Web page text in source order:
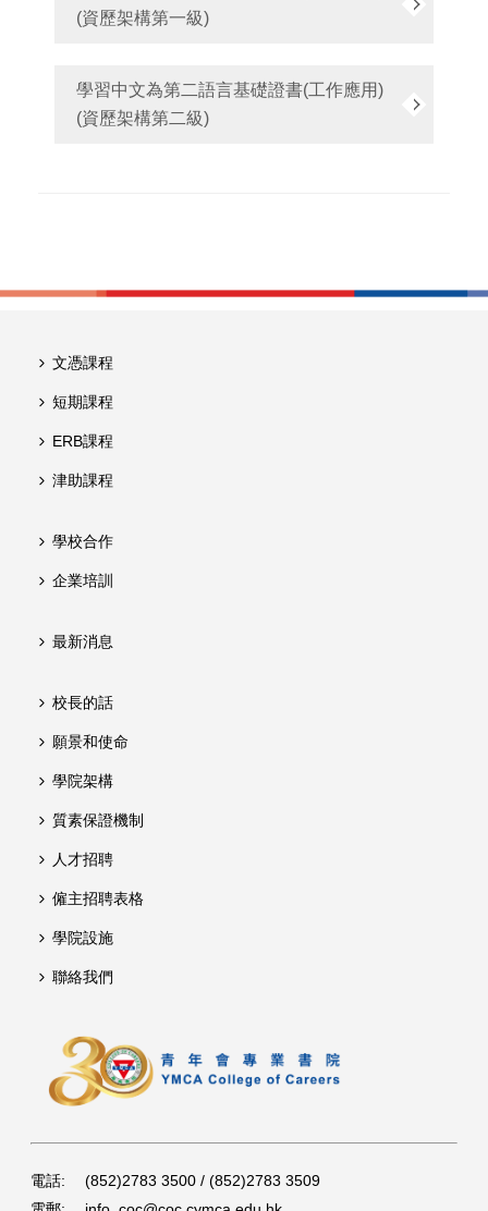
(資歷架構第一級)
學習中文為第二語言基礎證書(工作應用)
(資歷架構第二級)
文憑課程
短期課程
ERB課程
津助課程
學校合作
企業培訓
最新消息
校長的話
願景和使命
學院架構
質素保證機制
人才招聘
僱主招聘表格
學院設施
聯絡我們
電話:
(852)2783 3500 / (852)2783 3509